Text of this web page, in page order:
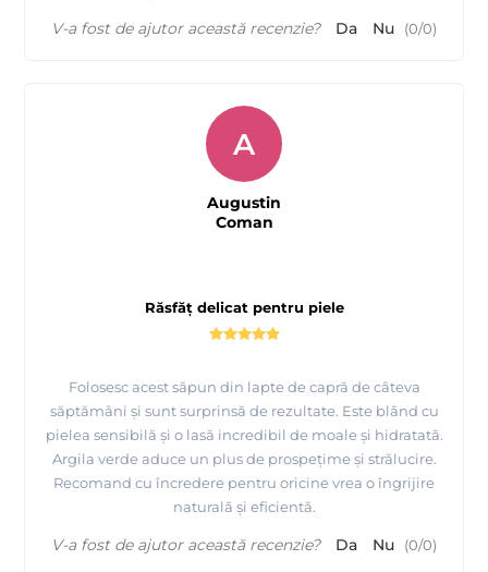
V-a fost de ajutor această recenzie? Da Nu (0/0)
Răsfăț delicat pentru piele
Folosesc acest săpun din lapte de capră de câteva
săptămâni și sunt surprinsă de rezultate. Este blând cu
pielea sensibilă și o lasă incredibil de moale și hidratată.
Argila verde aduce un plus de prospețime și strălucire.
Recomand cu încredere pentru oricine vrea o îngrijire
naturală și eficientă.
A
Augustin
Coman
V-a fost de ajutor această recenzie? Da Nu (0/0)